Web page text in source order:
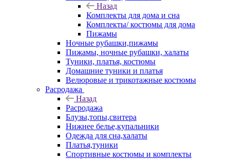
Назад
Комплекты для дома и сна
Комплекты/ костюмы для дома
Пижамы
Ночные рубашки,пижамы
Пижамы, ночные рубашки, халаты
Туники, платья, костюмы
Домашние туники и платья
Велюровые и трикотажные костюмы
Расродажа
Назад
Расродажа
Блузы,топы,свитера
Нижнее белье,купальники
Одежда для сна,халаты
Платья,туники
Спортивные костюмы и комплекты